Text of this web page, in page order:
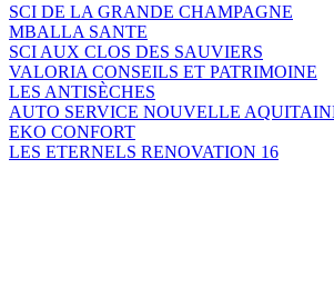
SCI DE LA GRANDE CHAMPAGNE
MBALLA SANTE
SCI AUX CLOS DES SAUVIERS
VALORIA CONSEILS ET PATRIMOINE
LES ANTISÈCHES
AUTO SERVICE NOUVELLE
EKO CONFORT
LES ETERNELS RENOVATION 16